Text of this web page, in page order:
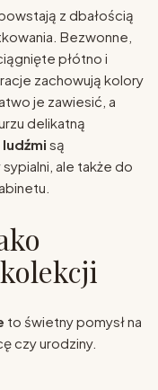
z dbałością
Bezwonne,
płótno i
zachowują kolory
je zawiesić, a
delikatną
są
ale także do
to świetny pomysł na
czy urodziny.